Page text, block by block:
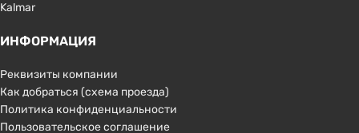
Kalmar
ИНФОРМАЦИЯ
Реквизиты компании
Как добраться (схема проезда)
Политика конфиденциальности
Пользовательское соглашение